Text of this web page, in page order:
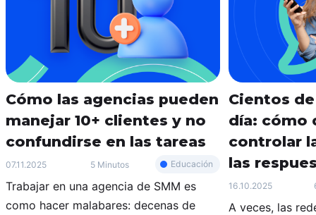
Cómo las agencias pueden
manejar 10+ clientes y no
confundirse en las tareas
07.11.2025 5 Minutos Educación
Trabajar en una agencia de SMM es
como hacer malabares: decenas de
Cientos
día: cómo
controlar
las
16.10.2025
A veces, las